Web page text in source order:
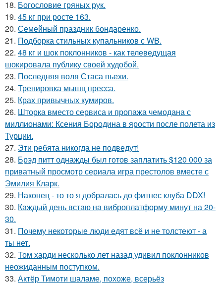
18. Богословие гряных рук.
19. 45 кг при росте 163.
20. Семейный праздник бондаренко.
21. Подборка стильных купальников с WB.
22. 48 кг и шок поклонников - как телеведущая
шокировала публику своей худобой.
23. Последняя воля Стаса пьехи.
24. Тренировка мышц пресса.
25. Крах привычных кумиров.
26. Шторка вместо сервиса и пропажа чемодана с
миллионами: Ксения Бородина в ярости после полета из
Турции.
27. Эти ребята никогда не подведут!
28. Брэд питт однажды был готов заплатить $120 000 за
приватный просмотр сериала игра престолов вместе с
Эмилия Кларк.
29. Наконец - то то я добралась до фитнес клуба DDX!
30. Каждый день встаю на виброплатформу минут на 20-
30.
31. Почему некоторые люди едят всё и не толстеют - а
ты нет.
32. Том харди несколько лет назад удивил поклонников
неожиданным поступком.
33. Актёр Тимоти шаламе, похоже, всерьёз